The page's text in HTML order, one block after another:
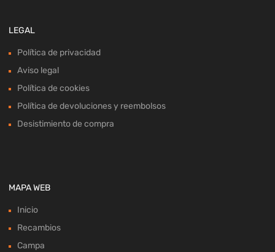
LEGAL
Política de privacidad
Aviso legal
Política de cookies
Política de devoluciones y reembolsos
Desistimiento de compra
MAPA WEB
Inicio
Recambios
Campa